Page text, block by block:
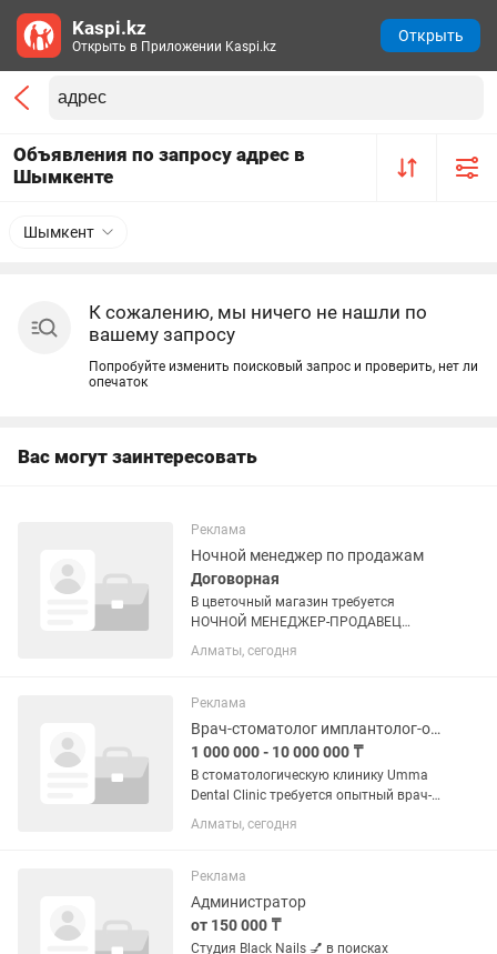
Объявления по запросу адрес в
Шымкенте
Шымкент
К сожалению, мы ничего не нашли по
вашему запросу
Попробуйте изменить поисковый запрос и проверить, нет ли
опечаток
Вас могут заинтересовать
Реклама
Ночной менеджер по продажам
Договорная
В цветочный магазин требуется
НОЧНОЙ МЕНЕДЖЕР-ПРОДАВЕЦ
График: 2/2 Ночная смена: 20:00–08:00
Заработная плата: 10 000 тг за смену +
Алматы, сегодня
Реклама
Врач-стоматолог имплантолог-ортопед
1 000 000 - 10 000 000 ₸
В стоматологическую клинику Umma
Dental Clinic требуется опытный врач-
стоматолог хирург-ортопед для
постоянной работы и долгосрочного
который умеет самостоятельно...
Алматы, сегодня
Реклама
Администратор
от 150 000 ₸
Студия Black Nails 💅 в поисках
Kaspi.kz
Открыть в Приложении Kaspi.kz
Открыть